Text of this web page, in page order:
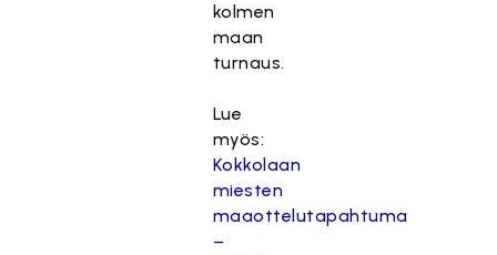
kolmen
maan
turnaus.
Lue
myös:
Kokkolaan
miesten
maaottelutapahtuma
–